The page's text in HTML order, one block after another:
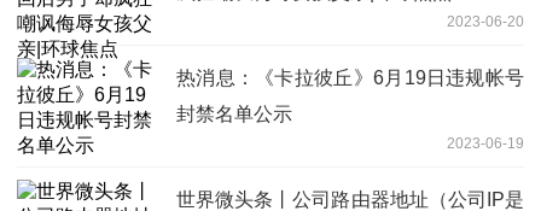
2023-06-20
热消息：《卡拉彼丘》6月19日违规帐号
封禁名单公示
2023-06-19
世界微头条丨公司路由器地址（公司IP是